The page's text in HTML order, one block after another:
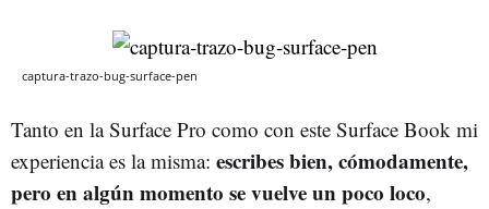
captura-trazo-bug-surface-pen
Tanto en la Surface Pro como con este Surface Book mi
experiencia es la misma: escribes bien, cómodamente,
pero en algún momento se vuelve un poco loco,